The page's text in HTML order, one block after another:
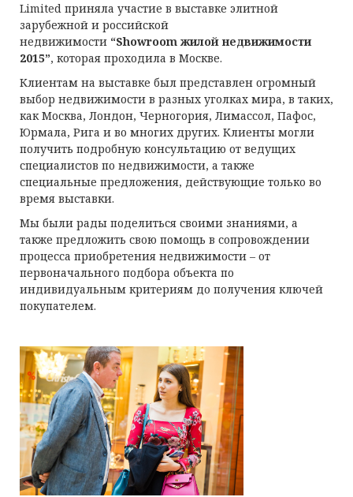
Limited приняла участие в выставке элитной
зарубежной и российской
недвижимости “Showroom жилой недвижимости
2015”, которая проходила в Москве.
Клиентам на выставке был представлен огромный
выбор недвижимости в разных уголках мира, в таких,
как Москва, Лондон, Черногория, Лимассол, Пафос,
Юрмала, Рига и во многих других. Клиенты могли
получить подробную консультацию от ведущих
специалистов по недвижимости, а также
специальные предложения, действующие только во
время выставки.
Мы были рады поделиться своими знаниями, а
также предложить свою помощь в сопровождении
процесса приобретения недвижимости – от
первоначального подбора объекта по
индивидуальным критериям до получения ключей
покупателем.